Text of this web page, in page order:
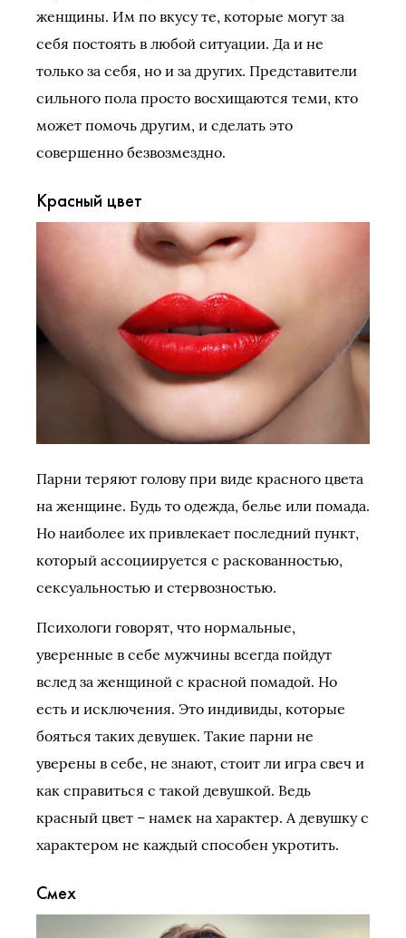
женщины. Им по вкусу те, которые могут за
себя постоять в любой ситуации. Да и не
только за себя, но и за других. Представители
сильного пола просто восхищаются теми, кто
может помочь другим, и сделать это
совершенно безвозмездно.
Красный цвет
Парни теряют голову при виде красного цвета
на женщине. Будь то одежда, белье или помада.
Но наиболее их привлекает последний пункт,
который ассоциируется с раскованностью,
сексуальностью и стервозностью.
Психологи говорят, что нормальные,
уверенные в себе мужчины всегда пойдут
вслед за женщиной с красной помадой. Но
есть и исключения. Это индивиды, которые
бояться таких девушек. Такие парни не
уверены в себе, не знают, стоит ли игра свеч и
как справиться с такой девушкой. Ведь
красный цвет – намек на характер. А девушку с
характером не каждый способен укротить.
Смех